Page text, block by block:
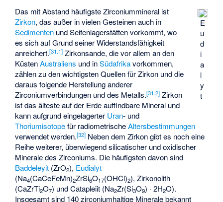
E
u
d
i
a
l
y
t
Das mit Abstand häufigste Zirconiummineral ist
Zirkon, das außer in vielen Gesteinen auch in
Sedimenten undSeifenlagerstättenvorkommt, wo
es sich auf Grund seiner Widerstandsfähigkeit
anreichert.[31.1] Zirkonsande, die vor allem an den
KüstenAustraliens und inSüdafrikavorkommen,
zählen zu den wichtigsten Quellen für Zirkon und die
daraus folgende Herstellung anderer
Zirconiumverbindungen und des Metalls.[31.2] Zirkon
ist das älteste auf der Erde auffindbare Mineral und
kann aufgrund eingelagerter Uran- und
Thoriumisotopefür radiometrischeAltersbestimmungen
verwendet werden.[32] Neben dem Zirkon gibt es noch eine
Reihe weiterer, überwiegend silicatischer und oxidischer
Minerale des Zirconiums. Die häufigsten davon sind
Baddeleyit (ZrO2), Eudialyt
(Na4(CaCeFeMn)2ZrSi6O17(OHCl)2),Zirkonolith
(CaZrTi2O7) undCatapleiit (Na2Zr(Si3O9) · 2H2O).
Insgesamt sind 140 zirconiumhaltige Minerale bekannt